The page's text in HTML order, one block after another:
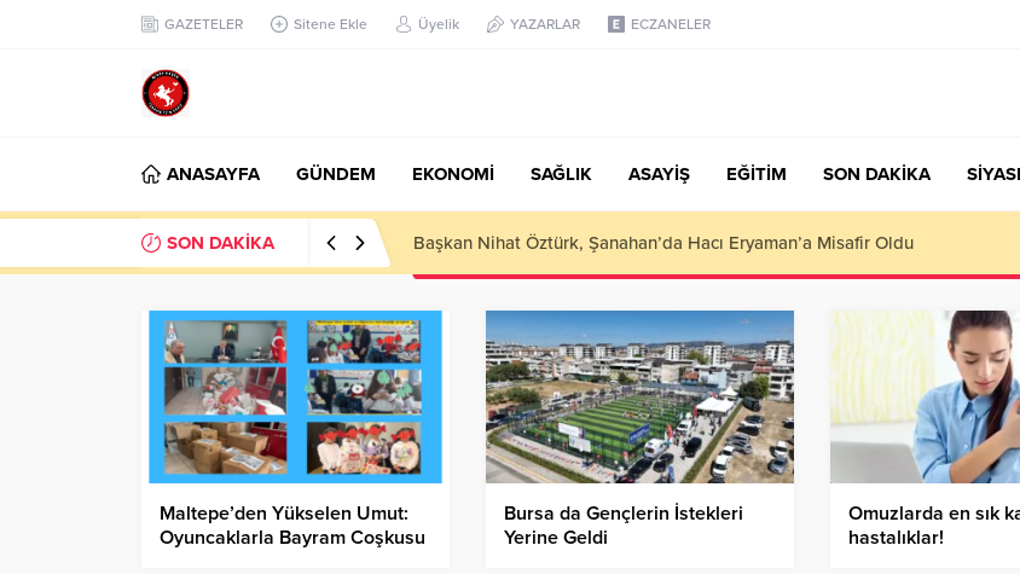
GAZETELER Sitene Ekle Üyelik YAZARLAR ECZANELER
ANASAYFA GÜNDEM EKONOMİ SAĞLIK ASAYİŞ EĞİTİM SON DAKİKA
SON DAKİKA Başkan Nihat Öztürk, Şanahan’da Hacı Eryaman’a Misafir Oldu
Maltepe’den Yükselen Umut:
Oyuncaklarla Bayram Coşkusu
Bursa da Gençlerin İstekleri
Yerine Geldi
Omuzlarda en sık
hastalıklar!